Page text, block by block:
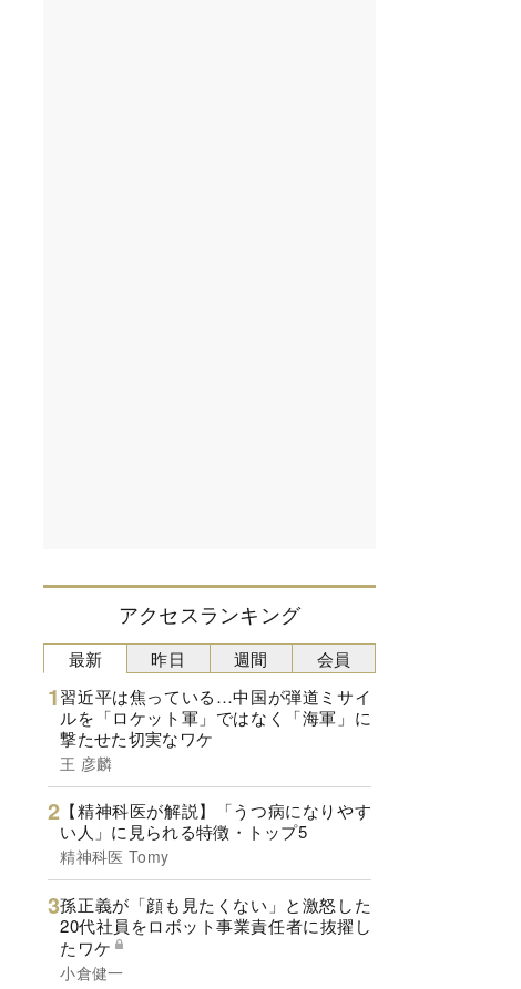
アクセスランキング
最新
習近平は焦っている…中国が弾道ミサイ
ルを「ロケット軍」ではなく「海軍」に
撃たせた切実なワケ
王 彦麟
【精神科医が解説】「うつ病になりやす
い人」に見られる特徴・トップ5
精神科医 Tomy
孫正義が「顔も見たくない」と激怒した
20代社員をロボット事業責任者に抜擢し
たワケ
小倉健一
昨日 週間 会員